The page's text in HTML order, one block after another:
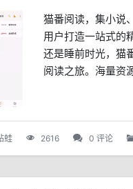
猫番阅读，集小说
用户打造一站式的
还是睡前时光，猫
阅读之旅。海量资
蛙 2616 0 评论